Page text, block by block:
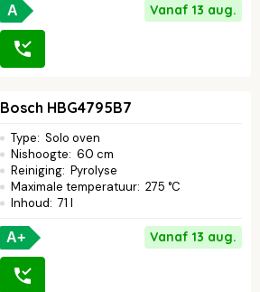
A Vanaf 13 aug.
Bosch HBG4795B7
Type: Solo oven
Nishoogte: 60 cm
Reiniging: Pyrolyse
Maximale temperatuur: 275 °C
Inhoud: 71 l
A+ Vanaf 13 aug.